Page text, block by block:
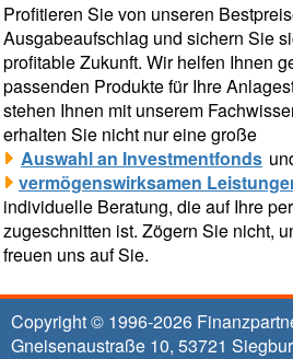
Profitieren Sie von unseren
Ausgabeaufschlag und sichern Sie
profitable Zukunft. Wir helfen Ihnen
passenden Produkte für Ihre
stehen Ihnen mit unserem
erhalten Sie nicht nur eine große
Auswahl an Investmentfonds
vermögenswirksamen
individuelle Beratung, die auf Ihre
zugeschnitten ist. Zögern Sie nicht,
freuen uns auf Sie.
Copyright © 1996-2026
Gneisenaustraße 10, 53721